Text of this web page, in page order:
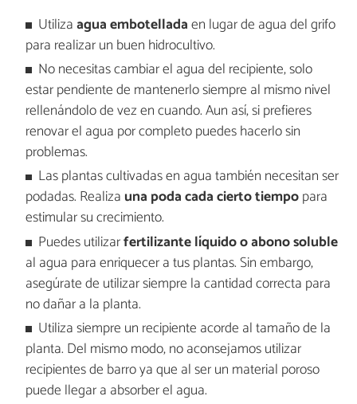
Utilizaagua embotelladaen lugar de agua del grifo
para realizar un buen hidrocultivo.
No necesitas cambiar el agua del recipiente, solo
estar pendiente de mantenerlo siempre al mismo nivel
rellenándolo de vez en cuando. Aun así, si prefieres
renovar el agua por completo puedes hacerlo sin
problemas.
Las plantas cultivadas en agua también necesitan ser
podadas. Realiza una poda cada cierto tiempopara
estimular su crecimiento.
Puedes utilizarfertilizante líquido o abono soluble
al agua para enriquecer a tus plantas. Sin embargo,
asegúrate de utilizar siempre la cantidad correcta para
no dañar a la planta.
Utiliza siempre un recipiente acorde al tamaño de la
planta. Del mismo modo, no aconsejamos utilizar
recipientes de barro ya que al ser un material poroso
puede llegar a absorber el agua.